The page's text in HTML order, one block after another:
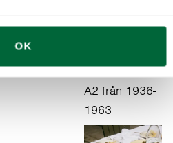
OK
Träsatser till
A2 från 1936-
1963